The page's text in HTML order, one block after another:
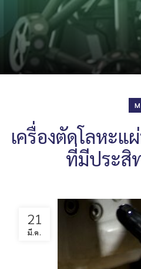
เครื่องตัดโลหะแ
ที่มีประสิ
21
มี.ค.